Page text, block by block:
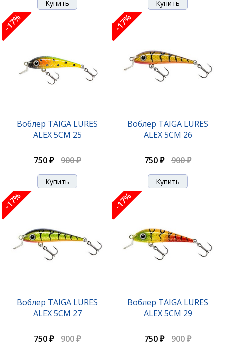
-17%
Воблер TAIGA LURES
ALEX 5CM 25
750 ₽ 900 ₽
-17%
Воблер TAIGA LURES
ALEX 5CM 26
750 ₽ 900 ₽
-17%
Воблер TAIGA LURES
ALEX 5CM 27
750 ₽ 900 ₽
-17%
Воблер TAIGA LURES
ALEX 5CM 29
750 ₽ 900 ₽